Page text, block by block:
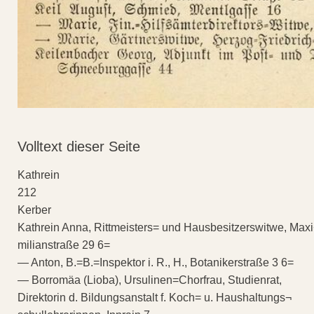
Volltext dieser Seite
Kathrein
212
Kerber
Kathrein Anna, Rittmeisters= und Hausbesitzerswitwe,
milianstraße 29 6=
— Anton, B.=B.=Inspektor i. R., H., Botanikerstraße 3 6=
— Borromäa (Lioba), Ursulinen=Chorfrau, Studienrat,
Direktorin d. Bildungsanstalt f. Koch= u. Haushaltungs¬